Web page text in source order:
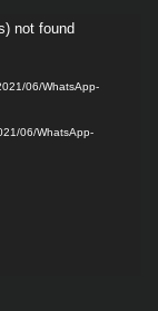
not found
06/WhatsApp-
06/WhatsApp-